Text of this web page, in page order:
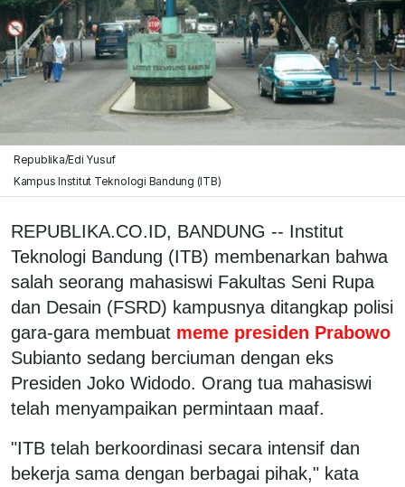
Republika/Edi Yusuf
Kampus Institut Teknologi Bandung (ITB)
REPUBLIKA.CO.ID, BANDUNG -- Institut
Teknologi Bandung (ITB) membenarkan bahwa
salah seorang mahasiswi Fakultas Seni Rupa
dan Desain (FSRD) kampusnya ditangkap polisi
gara-gara membuat meme presiden Prabowo
Subianto sedang berciuman dengan eks
Presiden Joko Widodo. Orang tua mahasiswi
telah menyampaikan permintaan maaf.
"ITB telah berkoordinasi secara intensif dan
bekerja sama dengan berbagai pihak," kata